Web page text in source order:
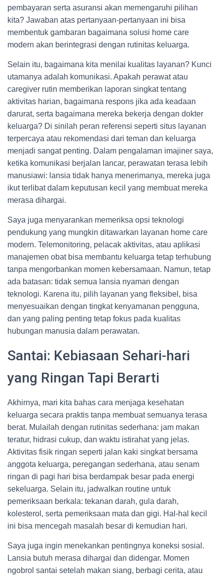
pembayaran serta asuransi akan memengaruhi pilihan
kita? Jawaban atas pertanyaan-pertanyaan ini bisa
membentuk gambaran bagaimana solusi home care
modern akan berintegrasi dengan rutinitas keluarga.
Selain itu, bagaimana kita menilai kualitas layanan? Kunci
utamanya adalah komunikasi. Apakah perawat atau
caregiver rutin memberikan laporan singkat tentang
aktivitas harian, bagaimana respons jika ada keadaan
darurat, serta bagaimana mereka bekerja dengan dokter
keluarga? Di sinilah peran referensi seperti situs layanan
terpercaya atau rekomendasi dari teman dan keluarga
menjadi sangat penting. Dalam pengalaman imajiner saya,
ketika komunikasi berjalan lancar, perawatan terasa lebih
manusiawi: lansia tidak hanya menerimanya, mereka juga
ikut terlibat dalam keputusan kecil yang membuat mereka
merasa dihargai.
Saya juga menyarankan memeriksa opsi teknologi
pendukung yang mungkin ditawarkan layanan home care
modern. Telemonitoring, pelacak aktivitas, atau aplikasi
manajemen obat bisa membantu keluarga tetap terhubung
tanpa mengorbankan momen kebersamaan. Namun, tetap
ada batasan: tidak semua lansia nyaman dengan
teknologi. Karena itu, pilih layanan yang fleksibel, bisa
menyesuaikan dengan tingkat kenyamanan pengguna,
dan yang paling penting tetap fokus pada kualitas
hubungan manusia dalam perawatan.
Santai: Kebiasaan Sehari-hari
yang Ringan Tapi Berarti
Akhirnya, mari kita bahas cara menjaga kesehatan
keluarga secara praktis tanpa membuat semuanya terasa
berat. Mulailah dengan rutinitas sederhana: jam makan
teratur, hidrasi cukup, dan waktu istirahat yang jelas.
Aktivitas fisik ringan seperti jalan kaki singkat bersama
anggota keluarga, peregangan sederhana, atau senam
ringan di pagi hari bisa berdampak besar pada energi
sekeluarga. Selain itu, jadwalkan routine untuk
pemeriksaan berkala: tekanan darah, gula darah,
kolesterol, serta pemeriksaan mata dan gigi. Hal-hal kecil
ini bisa mencegah masalah besar di kemudian hari.
Saya juga ingin menekankan pentingnya koneksi sosial.
Lansia butuh merasa dihargai dan didengar. Momen
ngobrol santai setelah makan siang, berbagi cerita, atau